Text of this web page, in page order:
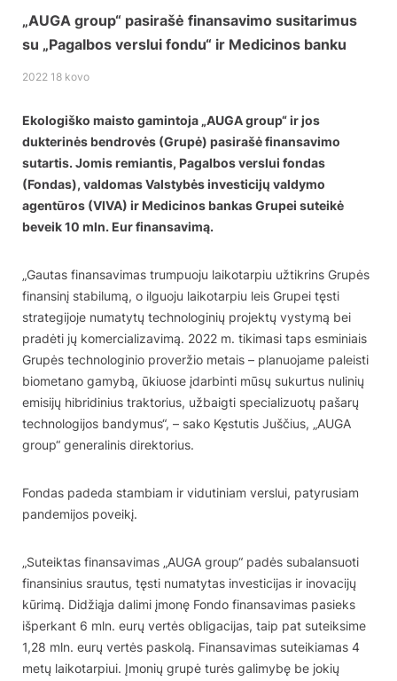
„AUGA group“ pasirašė finansavimo susitarimus
su „Pagalbos verslui fondu“ ir Medicinos banku
2022 18 kovo
Ekologiško maisto gamintoja „AUGA group“ ir jos
dukterinės bendrovės (Grupė) pasirašė finansavimo
sutartis. Jomis remiantis, Pagalbos verslui fondas
(Fondas), valdomas Valstybės investicijų valdymo
agentūros (VIVA) ir Medicinos bankas Grupei suteikė
beveik 10 mln. Eur finansavimą.
„Gautas finansavimas trumpuoju laikotarpiu užtikrins Grupės
finansinį stabilumą, o ilguoju laikotarpiu leis Grupei tęsti
strategijoje numatytų technologinių projektų vystymą bei
pradėti jų komercializavimą. 2022 m. tikimasi taps esminiais
Grupės technologinio proveržio metais – planuojame paleisti
biometano gamybą, ūkiuose įdarbinti mūsų sukurtus nulinių
emisijų hibridinius traktorius, užbaigti specializuotų pašarų
technologijos bandymus“, – sako Kęstutis Juščius, „AUGA
group“ generalinis direktorius.
Fondas padeda stambiam ir vidutiniam verslui, patyrusiam
pandemijos poveikį.
„Suteiktas finansavimas „AUGA group“ padės subalansuoti
finansinius srautus, tęsti numatytas investicijas ir inovacijų
kūrimą. Didžiąja dalimi įmonę Fondo finansavimas pasieks
išperkant 6 mln. eurų vertės obligacijas, taip pat suteiksime
1,28 mln. eurų vertės paskolą. Finansavimas suteikiamas 4
metų laikotarpiui. Įmonių grupė turės galimybę be jokių